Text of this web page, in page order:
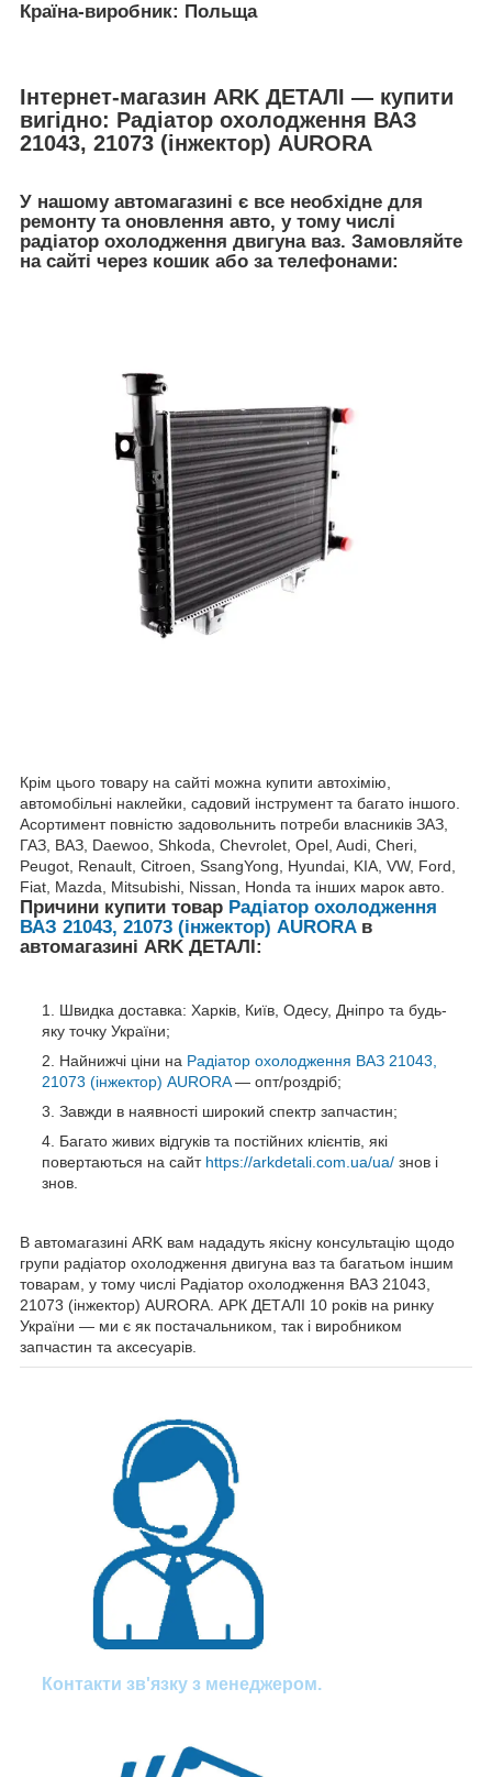
Країна-виробник: Польща
Інтернет-магазин ARK ДЕТАЛІ — купити
вигідно: Радіатор охолодження ВАЗ
21043, 21073 (інжектор) AURORA
У нашому автомагазині є все необхідне для
ремонту та оновлення авто, у тому числі
радіатор охолодження двигуна ваз. Замовляйте
на сайті через кошик або за телефонами:
Крім цього товару на сайті можна купити автохімію,
автомобільні наклейки, садовий інструмент та багато іншого.
Асортимент повністю задовольнить потреби власників ЗАЗ,
ГАЗ, ВАЗ, Daewoo, Shkoda, Chevrolet, Opel, Audi, Cheri,
Peugot, Renault, Citroen, SsangYong, Hyundai, KIA, VW, Ford,
Fiat, Mazda, Mitsubishi, Nissan, Honda та інших марок авто.
Причини купити товар Радіатор охолодження
ВАЗ 21043, 21073 (інжектор) AURORAв
автомагазині ARK ДЕТАЛІ:
Швидка доставка: Харків, Київ, Одесу, Дніпро та будь-
яку точку України;
Найнижчі ціни на Радіатор охолодження ВАЗ 21043,
21073 (інжектор) AURORA— опт/роздріб;
Завжди в наявності широкий спектр запчастин;
Багато живих відгуків та постійних клієнтів, які
повертаються на сайт https://arkdetali.com.ua/ua/ знов і
знов.
В автомагазині ARK вам нададуть якісну консультацію щодо
групи радіатор охолодження двигуна ваз та багатьом іншим
товарам, у тому числі Радіатор охолодження ВАЗ 21043,
21073 (інжектор) AURORA. АРК ДЕТАЛІ 10 років на ринку
України — ми є як постачальником, так і виробником
запчастин та аксесуарів.
Контакти зв'язку з менеджером.